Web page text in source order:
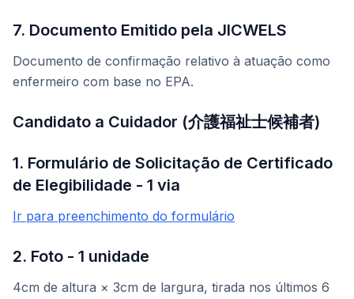
7. Documento Emitido pela JICWELS
Documento de confirmação relativo à atuação como
enfermeiro com base no EPA.
Candidato a Cuidador (介護福祉士候補者)
1. Formulário de Solicitação de Certificado
de Elegibilidade - 1 via
Ir para preenchimento do formulário
2. Foto - 1 unidade
4cm de altura × 3cm de largura, tirada nos últimos 6